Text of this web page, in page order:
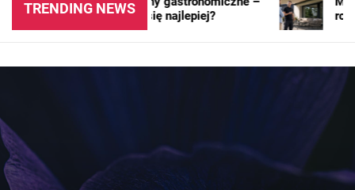
TRENDING NEWS
gdzie sprawdzają się najlepiej?